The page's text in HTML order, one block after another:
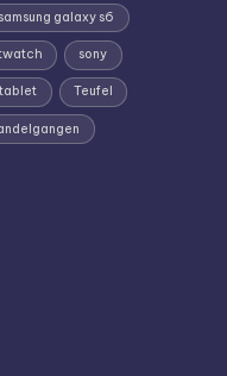
samsung galaxy s6
sony
tablet Teufel